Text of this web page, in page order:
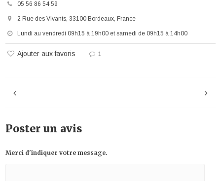
05 56 86 54 59
2 Rue des Vivants, 33100 Bordeaux, France
Lundi au vendredi 09h15 à 19h00 et samedi de 09h15 à 14h00
Ajouter aux favoris 1
Poster un avis
Merci d'indiquer votre message.